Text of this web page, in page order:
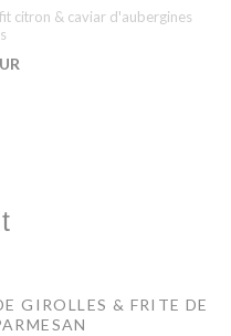
citron & caviar d'aubergines
GIROLLES & FRITE DE